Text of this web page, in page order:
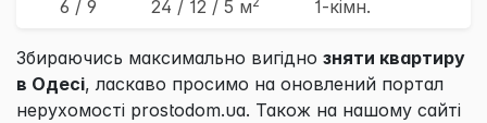
6 / 9 24 / 12 / 5 м 1-кімн.
Збираючись максимально вигідно зняти квартиру
в Одесі, ласкаво просимо на оновлений портал
нерухомості prostodom.ua. Також на нашому сайті